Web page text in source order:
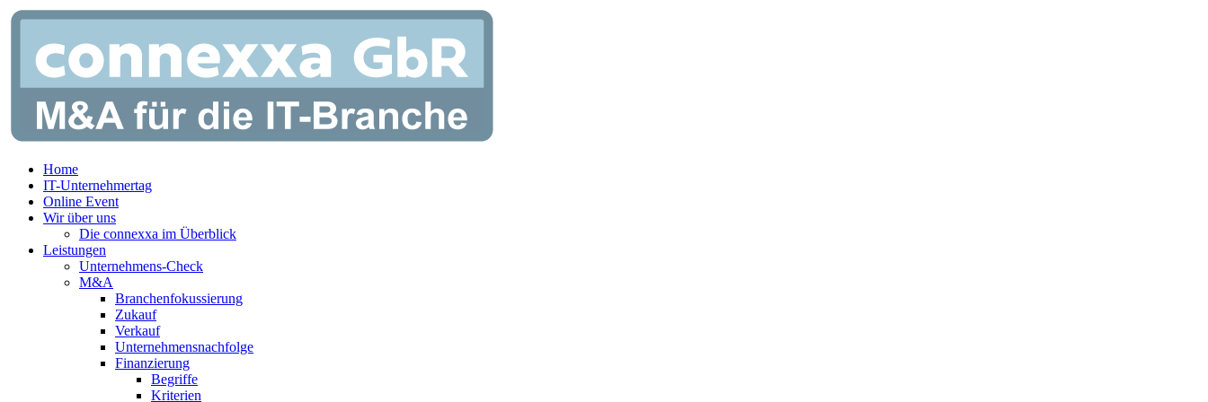
Zum
springen
Home
IT-Unternehmertag
Online Event
Wir über uns
Die connexxa im Überblick
Leistungen
Unternehmens-Check
M&A
Branchenfokussierung
Zukauf
Verkauf
Unternehmensnachfolge
Finanzierung
Begriffe
Kriterien